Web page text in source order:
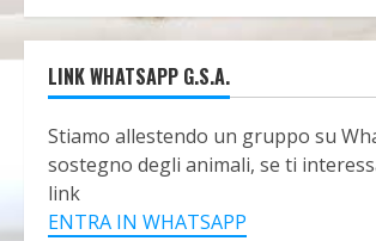
LINK WHATSAPP G.S.A.
Stiamo allestendo un gruppo su
sostegno degli animali, se ti
link
ENTRA IN WHATSAPP